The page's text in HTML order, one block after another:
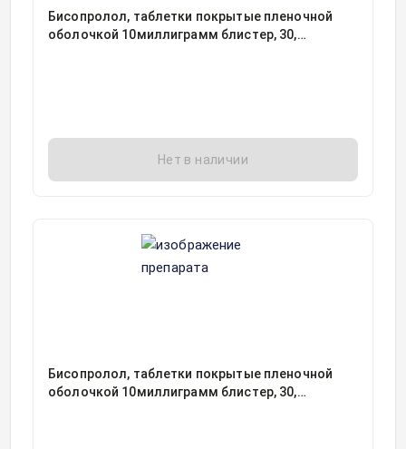
Бисопролол, таблетки покрытые пленочной
оболочкой 10миллиграмм блистер, 30,
Нет в наличии
Бисопролол, таблетки покрытые пленочной
оболочкой 10миллиграмм блистер, 30,